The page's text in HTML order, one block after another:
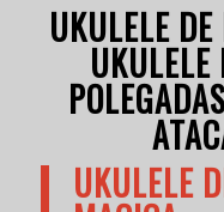
UKULELE
UKULELE
UKULELE